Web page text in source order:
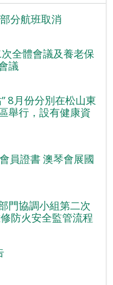
分航班取消
全體會議及養老保
議
8月份分別在松山東
舉行，設有健康資
員證書 澳琴會展國
門協調小組第二次
防火安全監管流程